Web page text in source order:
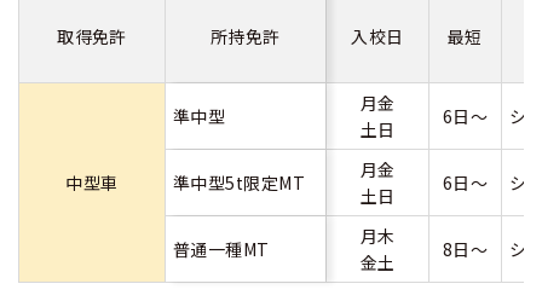
取得免許 所持免許 入校日 最短
中型車
準中型
月金
土日
6日～ シ
準中型5t限定MT
月金
土日
6日～ シ
普通一種MT
月木
金土
8日～ シ